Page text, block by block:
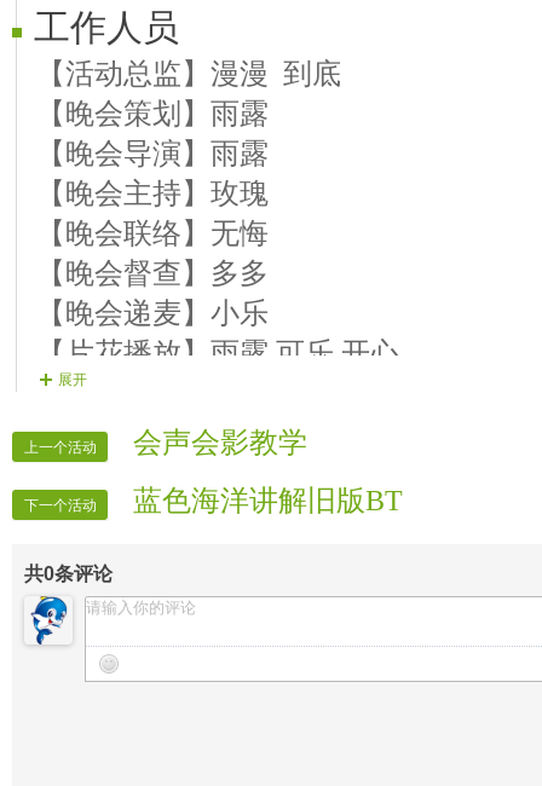
工作人员
【活动总监】漫漫 到底
【晚会策划】雨露
【晚会导演】雨露
【晚会主持】玫瑰
【晚会联络】无悔
【晚会督查】多多
【晚会递麦】小乐
【片花播放】雨露 可乐.开心
【晚会广播】可乐
【片花制作】漫漫
展开
上一个活动 会声会影教学
下一个活动 蓝色海洋讲解旧版BT
共0条评论